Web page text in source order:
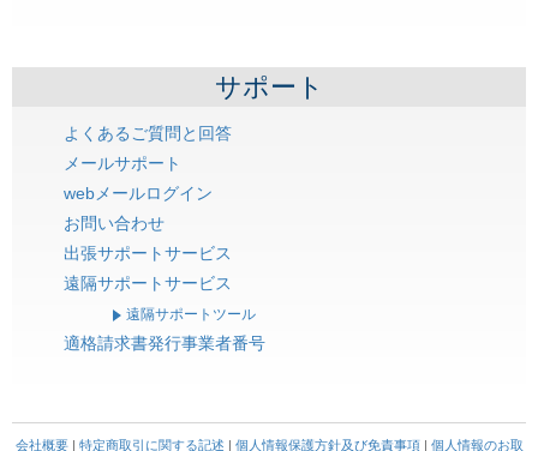
サポート
よくあるご質問と回答
メールサポート
webメールログイン
お問い合わせ
出張サポートサービス
遠隔サポートサービス
遠隔サポートツール
適格請求書発行事業者番号
会社概要| 特定商取引に関する記述 | 個人情報保護方針及び免責事項| 個人情報のお取